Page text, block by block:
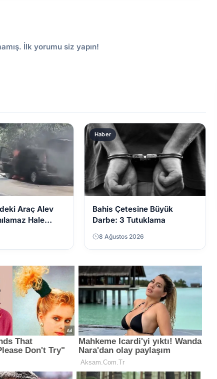
İlk yorumu siz yapın!
Araç Alev
Hale
Haber
Bahis Çetesine Büyük
Darbe: 3 Tutuklama
8 Ağustos 2026